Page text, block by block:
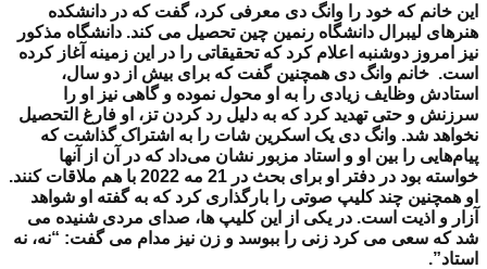
این خانم که خود را وانگ دی معرفی کرد، گفت که در دانشکده
هنرهای لیبرال دانشگاه رنمین چین تحصیل می کند. دانشگاه مذکور
نیز امروز دوشنبه اعلام کرد که تحقیقاتی را در این زمینه آغاز کرده
است. خانم وانگ دی همچنین گفت که برای بیش از دو سال،
استادش وظایف زیادی را به او محول نموده و گاهی نیز او را
سرزنش و حتی تهدید کرد که به دلیل رد کردن تز، او فارغ التحصیل
نخواهد شد. وانگ دی یک اسکرین شات را به اشتراک گذاشت که
پیام‌هایی را بین او و استاد مزبور نشان می‌داد که در آن از آنها
خواسته بود در دفتر او برای بحث در 21 مه 2022 با هم ملاقات کنند.
او همچنین چند کلیپ صوتی را بارگذاری کرد که به گفته او شواهد
آزار و اذیت است. در یکی از این کلیپ ها، صدای مردی شنیده می
شد که سعی می کرد زنی را ببوسد و زن نیز مدام می گفت: “نه، نه
استاد”.